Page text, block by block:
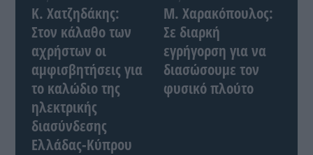
Κ. Χατζηδάκης:
Στον κάλαθο των
αχρήστων οι
αμφισβητήσεις για
το καλώδιο της
ηλεκτρικής
διασύνδεσης
Ελλάδας-Κύπρου
Μ. Χαρακόπουλος:
Σε διαρκή
εγρήγορση για να
διασώσουμε τον
φυσικό πλούτο